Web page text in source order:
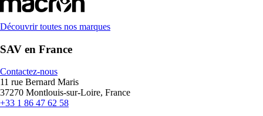
Découvrir toutes nos marques
SAV en France
Contactez-nous
11 rue Bernard Maris
37270 Montlouis-sur-Loire, France
+33 1 86 47 62 58